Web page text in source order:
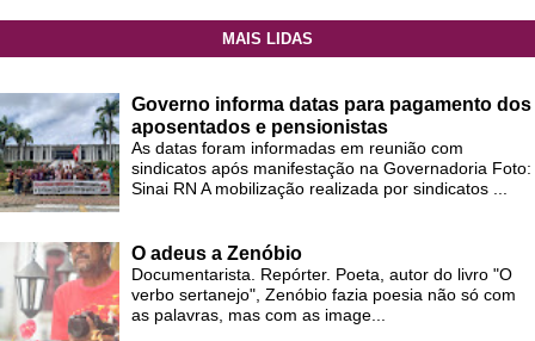
MAIS LIDAS
Governo informa datas para pagamento dos
aposentados e pensionistas
As datas foram informadas em reunião com
sindicatos após manifestação na Governadoria Foto:
Sinai RN A mobilização realizada por sindicatos ...
O adeus a Zenóbio
Documentarista. Repórter. Poeta, autor do livro "O
verbo sertanejo", Zenóbio fazia poesia não só com
as palavras, mas com as image...